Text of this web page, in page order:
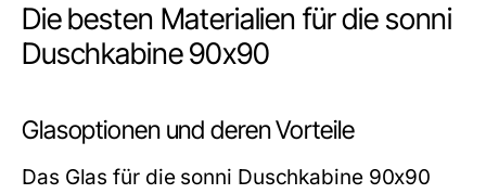
Die besten Materialien für die sonni
Duschkabine 90x90
Glasoptionen und deren Vorteile
Das Glas für die sonni Duschkabine 90x90